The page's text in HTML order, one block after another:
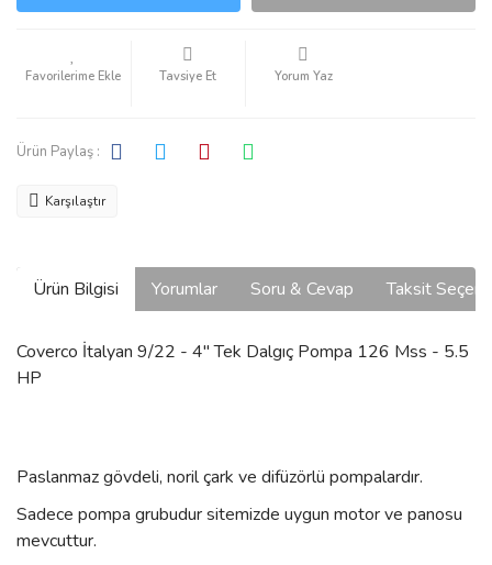
Tavsiye Et Yorum Yaz
Ürün Paylaş :
Karşılaştır
Ürün Bilgisi Yorumlar Soru & Cevap Taksit
Coverco İtalyan 9/22 - 4'' Tek Dalgıç Pompa 126 Mss - 5.5
HP
Paslanmaz gövdeli, noril çark ve difüzörlü pompalardır.
Sadece pompa grubudur sitemizde uygun motor ve panosu
mevcuttur.